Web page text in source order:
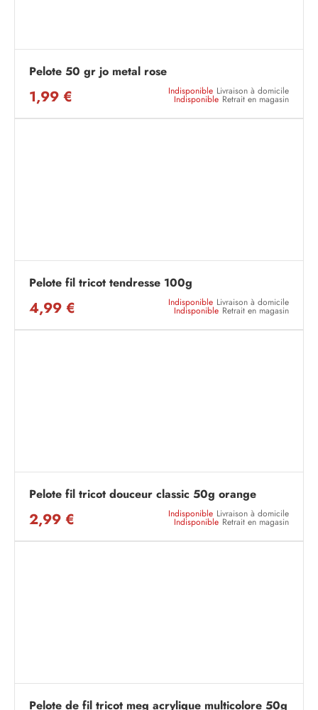
Pelote 50 gr jo metal rose
1,99 € Indisponible Livraison à domicile
Indisponible Retrait en magasin
Pelote fil tricot tendresse 100g
4,99 € Indisponible Livraison à domicile
Indisponible Retrait en magasin
Pelote fil tricot douceur classic 50g orange
2,99 € Indisponible Livraison à domicile
Indisponible Retrait en magasin
Pelote de fil tricot meg acrylique multicolore 50g